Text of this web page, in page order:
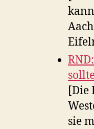
[Die
sie